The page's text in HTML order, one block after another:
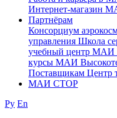
Интернет-магазин
Партнёрам
Консорциум
управления Школа
учебный центр МАИ
курсы МАИ
Поставщикам Центр
МАИ СТОР
Ру En